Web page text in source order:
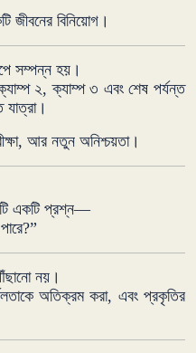
জীবনের বিনিয়োগ।
সম্পন্ন হয়।
২, ক্যাম্প ৩ এবং শেষ পর্যন্ত
আর নতুন অনিশ্চয়তা।
একটি প্রশ্ন—
নয়।
অতিক্রম করা, এবং প্রকৃতির